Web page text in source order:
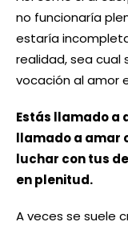
no funcionaría
estaría
realidad, sea cual
vocación al amor
Estás llamado a
llamado a amar
luchar con tus
en plenitud.
A veces se suele